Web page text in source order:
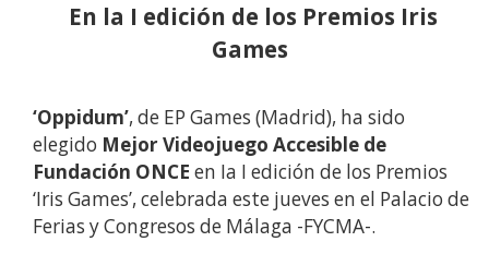
En la I edición de los Premios Iris
Games
‘Oppidum’, de EP Games (Madrid), ha sido
elegido Mejor Videojuego Accesible de
Fundación ONCE en Ia I edición de los Premios
‘Iris Games’, celebrada este jueves en el Palacio de
Ferias y Congresos de Málaga -FYCMA-.